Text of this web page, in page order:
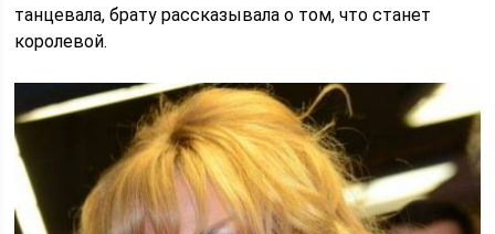
танцевала, брату рассказывала о том, что станет
королевой.